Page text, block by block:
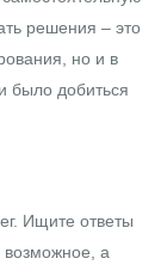
решения – это
но и в
было добиться
Ищите ответы
возможное, а